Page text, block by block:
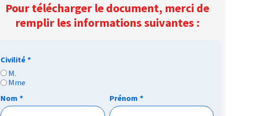
Pour télécharger le document, merci de
remplir les informations suivantes :
Civilité *
M.
Mme
Nom * Prénom *